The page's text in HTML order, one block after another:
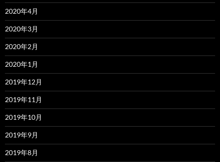
2020年4月
2020年3月
2020年2月
2020年1月
2019年12月
2019年11月
2019年10月
2019年9月
2019年8月